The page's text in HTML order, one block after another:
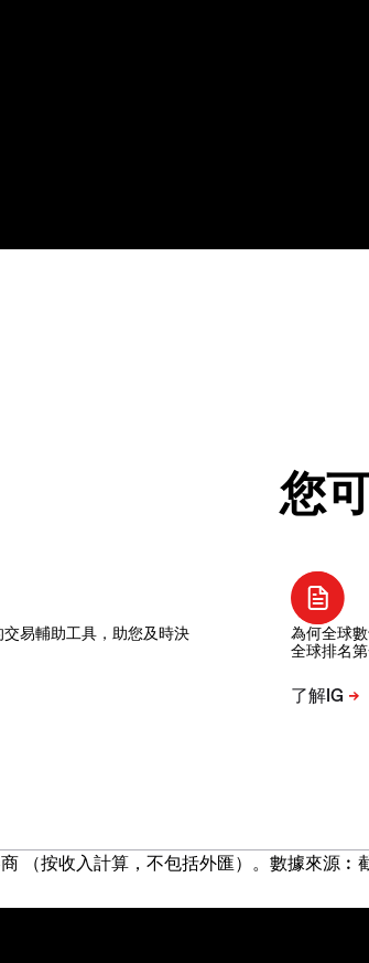
您
易輔助工具，助您及時決
為何全球
全球排名
（按收入計算，不包括外匯）。數據來源︰